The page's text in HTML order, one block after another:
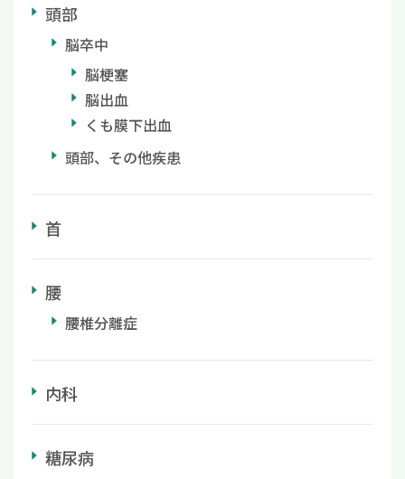
頭部
脳卒中
脳梗塞
脳出血
くも膜下出血
頭部、その他疾患
首
腰
腰椎分離症
内科
糖尿病